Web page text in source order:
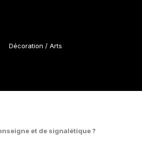
Décoration / Arts
et de signalétique ?